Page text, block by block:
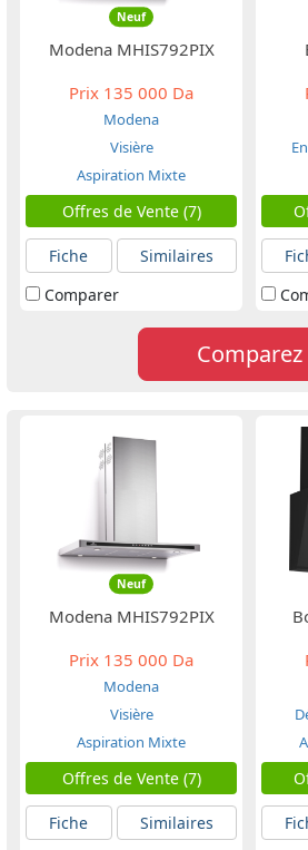
Neuf
Modena MHIS792PIX
Prix 135 000 Da
Modena
Visière
Aspiration Mixte
Offres de Vente (7)
Fiche
Similaires
Comparer
Comparez
Neuf
Modena MHIS792PIX
Prix 135 000 Da
Modena
Visière
Aspiration Mixte
Offres de Vente (7)
Fiche
Similaires